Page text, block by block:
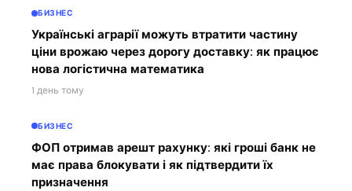
БИЗНЕС
Українські аграрії можуть втратити частину
ціни врожаю через дорогу доставку: як працює
нова логістична математика
1 день тому
БИЗНЕС
ФОП отримав арешт рахунку: які гроші банк не
має права блокувати і як підтвердити їх
призначення